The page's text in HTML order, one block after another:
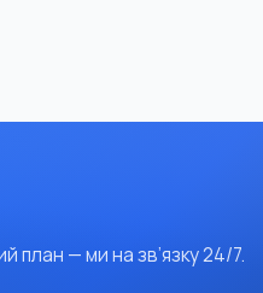
план — ми на зв’язку 24/7.